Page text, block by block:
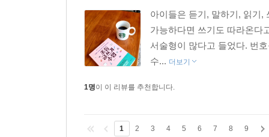
아이들은 듣기, 말하기, 읽기,
가능하다면 쓰기도 따라온다
서술형이 많다고 들었다. 번
수... 더보기
1명이 이 리뷰를 추천합니다.
1 2 3 4 5 6 7 8 9